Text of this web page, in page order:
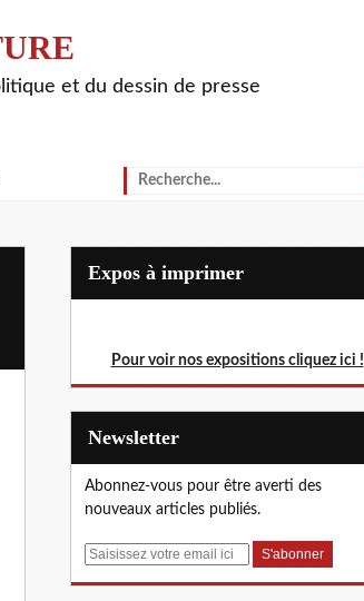
et du dessin de presse
Expos à imprimer
Pour voir nos expositions cliquez ici !
Newsletter
Abonnez-vous pour être averti des
nouveaux articles publiés.
E